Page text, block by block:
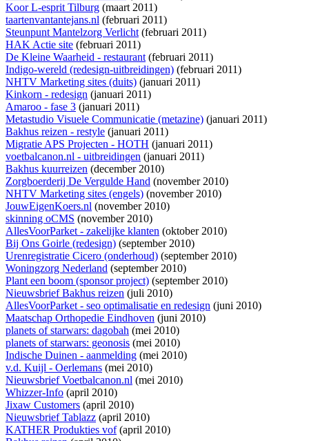
Koor L-esprit Tilburg (maart 2011)
taartenvantantejans.nl (februari 2011)
Steunpunt Mantelzorg Verlicht(februari 2011)
HAK Actie site (februari 2011)
De Kleine Waarheid - restaurant(februari 2011)
Indigo-wereld (redesign-uitbreidingen) (februari 2011)
NHTV Marketing sites (duits) (januari 2011)
Kinkorn - redesign (januari 2011)
Amaroo - fase 3 (januari 2011)
Metastudio Visuele Communicatie (metazine) (januari 2011)
Bakhus reizen - restyle (januari 2011)
Migratie APS Projecten - HOTH (januari 2011)
voetbalcanon.nl - uitbreidingen (januari 2011)
Bakhus kuurreizen (december 2010)
Zorgboerderij De Vergulde Hand (november 2010)
NHTV Marketing sites (engels) (november 2010)
JouwEigenKoers.nl (november 2010)
skinning oCMS (november 2010)
AllesVoorParket - zakelijke klanten (oktober 2010)
Bij Ons Goirle (redesign) (september 2010)
Urenregistratie Cicero (onderhoud) (september 2010)
Woningzorg Nederland (september 2010)
Plant een boom (sponsor project) (september 2010)
Nieuwsbrief Bakhus reizen (juli 2010)
AllesVoorParket - seo optimalisatie en redesign (juni 2010)
Maatschap Orthopedie Eindhoven (juni 2010)
planets of starwars: dagobah (mei 2010)
planets of starwars: geonosis (mei 2010)
Indische Duinen - aanmelding (mei 2010)
v.d. Kuijl - Oerlemans (mei 2010)
Nieuwsbrief Voetbalcanon.nl (mei 2010)
Whizzer-Info (april 2010)
Jixaw Customers (april 2010)
Nieuwsbrief Tablazz (april 2010)
KATHER Produkties vof(april 2010)